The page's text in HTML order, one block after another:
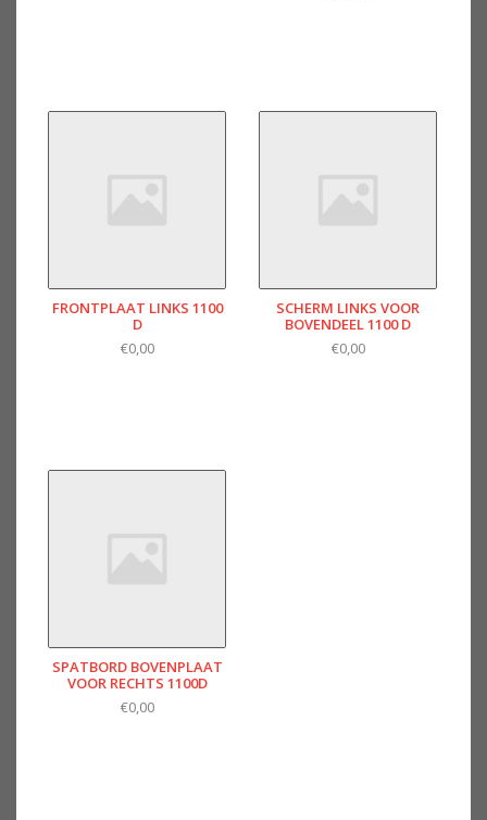
FRONTPLAAT LINKS 1100
D
€0,00
SCHERM LINKS VOOR
BOVENDEEL 1100 D
€0,00
SPATBORD BOVENPLAAT
VOOR RECHTS 1100D
€0,00